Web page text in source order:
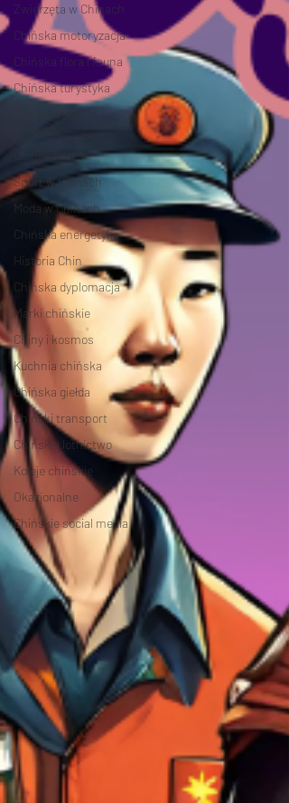
Zwierzęta w Chinach
Chińska motoryzacja
Chińska flora i fauna
Chińska turystyka
Chińska wieś
Sport w Chinach
Moda w Chinach
Chińska energetyka
Historia Chin
Chińska dyplomacja
Marki chińskie
Chiny i kosmos
Kuchnia chińska
Chińska giełda
Chiński transport
Chińskie lotnictwo
Koleje chińskie
Okazjonalne
Chińskie social media